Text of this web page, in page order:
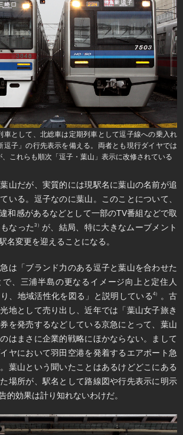
として、北総車は定期列車として逗子線への乗入れ
逗子」の行先表示を備える。両者とも現行ダイヤでは
これらも順次「逗子・葉山」表示に改修されている
山だが、実質的には現駅名に葉山の名前が追
いる。逗子なのに葉山。このことについて、
和感があるなどとして一部のTV番組などで取
なった3） が、結局、特に大きなムーブメント
名変更を迎えることになる。
は「ブランド力のある逗子と葉山を合わせた
、三浦半島の更なるイメージ向上と定住人
、地域活性化を図る」と説明している 4）
。古
地として売り出し、近年では「葉山女子旅き
を発売するなどしている京急にとって、葉山
はまさに企業的戦略にほかならない。まして
ヤにおいて羽田空港を発着するエアポート急
葉山という聞いたことはあるけどどこにある
場所が、駅名として路線図や行先表示に明示
的効果は計り知れないわけだ。